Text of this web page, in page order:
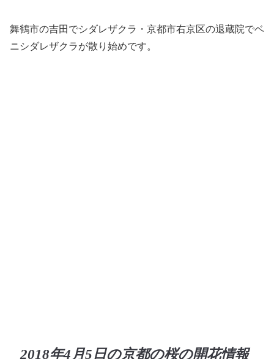
舞鶴市の吉田でシダレザクラ・京都市右京区の退蔵院でベ
ニシダレザクラが散り始めです。
2018年4月5日の京都の桜の開花情報